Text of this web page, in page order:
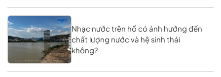
Nhạc nước trên hồ có ảnh hưởng đến
chất lượng nước và hệ sinh thái
không?